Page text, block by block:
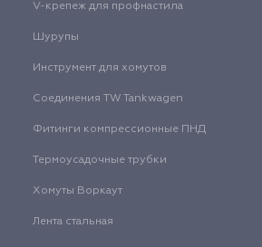
V-крепеж для профнастила
Шурупы
Инструмент для хомутов
Соединения TW Tankwagen
Фитинги компрессионные ПНД
Термоусадочные трубки
Хомуты Воркаут
Лента стальная